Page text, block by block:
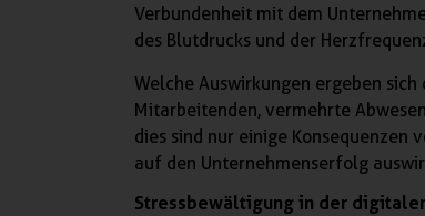
Verbundenheit mit dem
des Blutdrucks und der
Welche Auswirkungen ergeben
Mitarbeitenden, vermehrte
dies sind nur einige Konsequenzen
auf den Unternehmenserfolg
Stressbewältigung in der